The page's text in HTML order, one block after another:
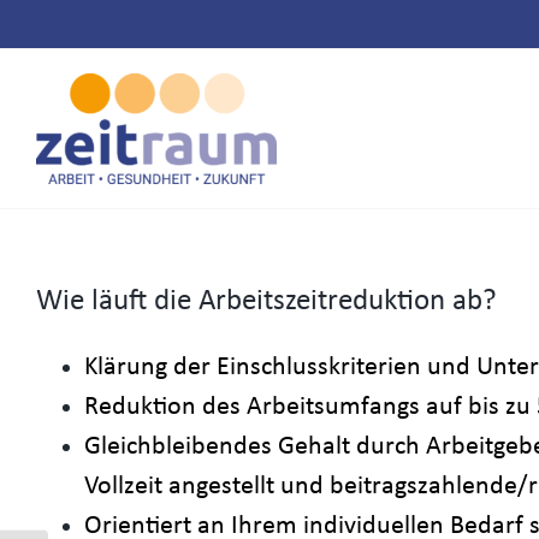
springen
Wie läuft die Arbeitszeitreduktion ab?
Klärung der Einschlusskriterien und
Reduktion des Arbeitsumfangs auf bis
Gleichbleibendes Gehalt durch
Vollzeit angestellt und
Orientiert an Ihrem individuellen Bedarf